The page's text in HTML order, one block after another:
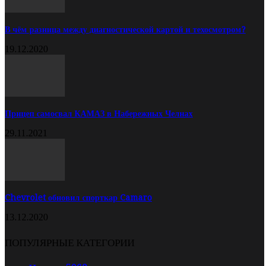
В чём разница между диагностической картой и техосмотром?
19.12.2020
Прицеп самосвал КАМАЗ в Набережных Челнах
29.11.2021
Chevrolet обновил спорткар Camaro
13.12.2020
ПОПУЛЯРНЫЕ КАТЕГОРИИ